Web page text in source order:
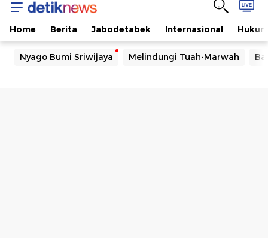
Home Berita Jabodetabek Internasional Hukum
Nyago Bumi Sriwijaya Melindungi Tuah-Marwah